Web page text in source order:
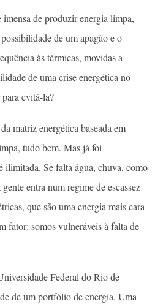
de produzir energia limpa,
de um apagão e o
às térmicas, movidas a
de uma crise energética no
evitá-la?
matriz energética baseada em
tudo bem. Mas já foi
ilimitada. Se falta água, chuva, como
entra num regime de escassez
que são uma energia mais cara
fator: somos vulneráveis à falta de
Federal do Rio de
de um portfólio de energia. Uma